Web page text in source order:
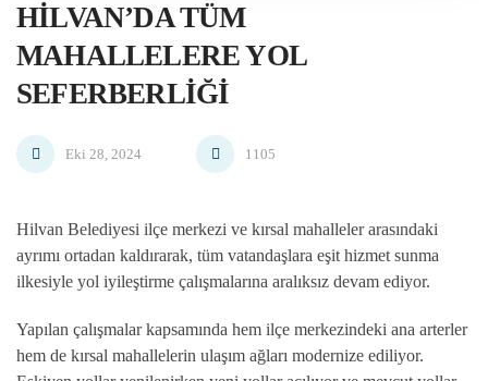
HILVAN’DA TÜM
MAHALLELERE YOL
SEFERBERLIĞI
Eki 28, 2024 1105
Hilvan Belediyesi ilçe merkezi ve kırsal mahalleler arasındaki
ayrımı ortadan kaldırarak, tüm vatandaşlara eşit hizmet sunma
ilkesiyle yol iyileştirme çalışmalarına aralıksız devam ediyor.
Yapılan çalışmalar kapsamında hem ilçe merkezindeki ana arterler
hem de kırsal mahallelerin ulaşım ağları modernize ediliyor.